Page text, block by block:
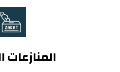
المنازعات